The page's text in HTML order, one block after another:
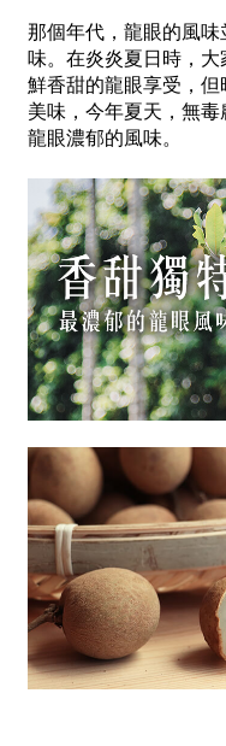
那個年代，龍眼的風
味。在炎炎夏日時，
鮮香甜的龍眼享受，
美味，今年夏天，無
龍眼濃郁的風味。